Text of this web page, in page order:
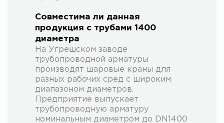
Совместима ли данная
продукция с трубами 1400
диаметра
На Угрешском заводе
трубопроводной арматуры
производят шаровые краны для
разных рабочих сред с широким
диапазоном диаметров.
Предприятие выпускает
трубопроводную арматуру
номинальным диаметром до DN1400